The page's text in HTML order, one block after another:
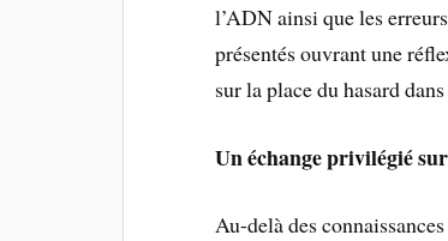
l’ADN ainsi que les
présentés ouvrant une
sur la place du hasard
Un échange privilégié
Au-delà des